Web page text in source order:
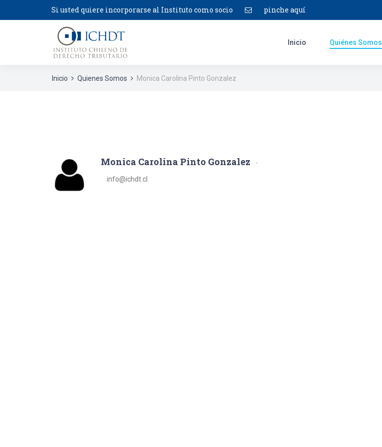
Si usted quiere incorporarse al Instituto como socio pinche aquí
Inicio Quiénes Somos
Inicio Quienes Somos Monica Carolina Pinto Gonzalez
Monica Carolina Pinto Gonzalez
info@ichdt.cl